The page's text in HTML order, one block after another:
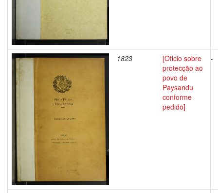
1823
[Oficio sobre
protecção ao
povo de
Paysandu
conforme
pedido]
-